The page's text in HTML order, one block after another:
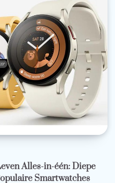
Alles-in-één: Diepe
Smartwatches